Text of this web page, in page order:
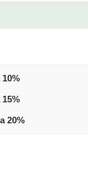
10%
15%
20%